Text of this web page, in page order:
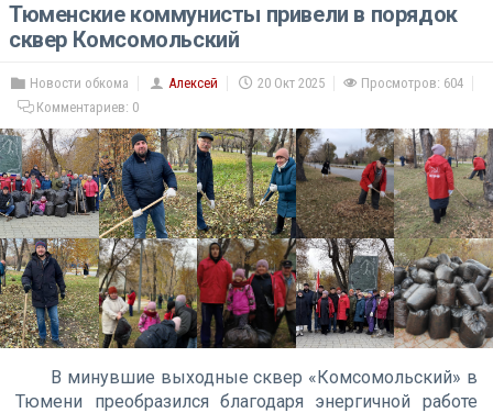
Тюменские коммунисты привели в порядок
сквер Комсомольский
Новости обкома Алексей 20 Окт 2025
Просмотров: 604
Комментариев: 0
В минувшие выходные сквер «Комсомольский» в
Тюмени преобразился благодаря энергичной работе